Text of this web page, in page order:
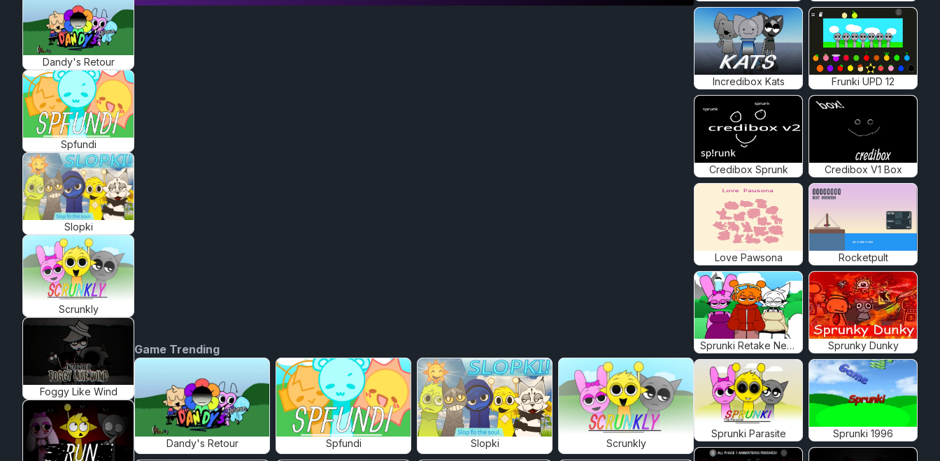
Dandy's Retour
Spfundi
Slopki
Scrunkly
Foggy Like Wind
Game Trending
Dandy's Retour Spfundi Slopki Scrunkly
Incredibox Kats Frunki UPD 12
Credibox Sprunk Credibox V1 Box
Love Pawsona Rocketpult
Sprunki Retake New Human Sprunky Dunky
Sprunki Parasite Sprunki 1996